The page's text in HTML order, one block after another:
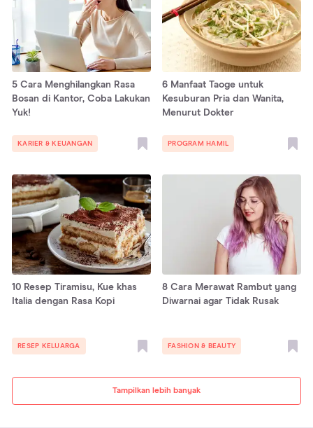
Tampilkan lebih banyak
5 Cara Menghilangkan Rasa
Bosan di Kantor, Coba Lakukan
Yuk!
KARIER & KEUANGAN
6 Manfaat Taoge untuk
Kesuburan Pria dan Wanita,
Menurut Dokter
PROGRAM HAMIL
10 Resep Tiramisu, Kue khas
Italia dengan Rasa Kopi
RESEP KELUARGA
8 Cara Merawat Rambut yang
Diwarnai agar Tidak Rusak
FASHION & BEAUTY